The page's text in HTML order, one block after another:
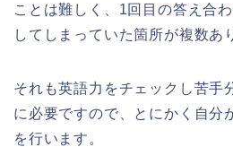
ことは難しく、1回目の答え合
してしまっていた箇所が複数あ
それも英語力をチェックし苦手
に必要ですので、とにかく自分
を行います。